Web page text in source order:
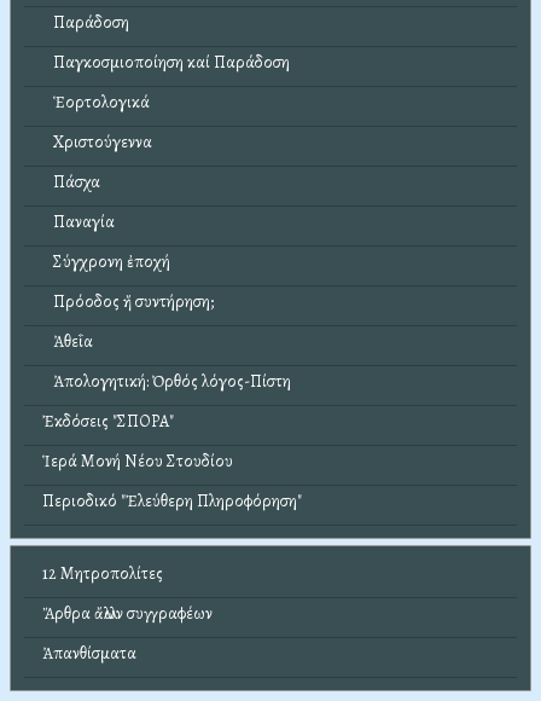
Παράδοση
Παγκοσμιοποίηση καί Παράδοση
Ἑορτολογικά
Χριστούγεννα
Πάσχα
Παναγία
Σύγχρονη ἐποχή
Πρόοδος ἤ συντήρηση;
Ἀθεΐα
Ἀπολογητική: Ὀρθός λόγος-Πίστη
Ἐκδόσεις "ΣΠΟΡΑ"
Ἱερά Μονή Νέου Στουδίου
Περιοδικό "Ἐλεύθερη Πληροφόρηση"
12 Μητροπολίτες
Ἄρθρα ἄλλων συγγραφέων
Ἀπανθίσματα